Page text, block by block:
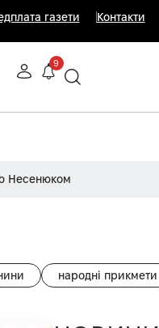
газети Контакти
9
Несенюком
народні прикмети